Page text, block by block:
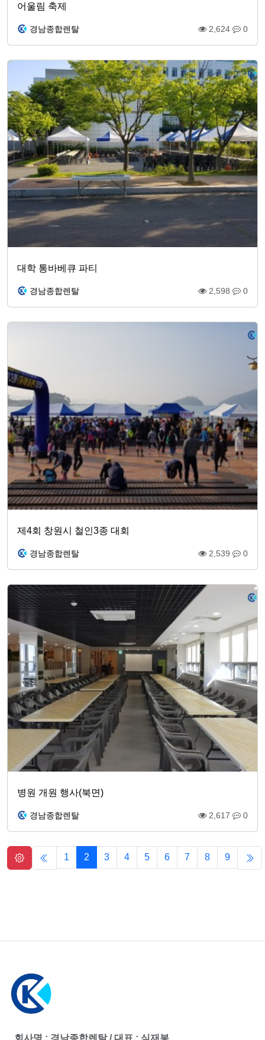
어울림 축제
경남종합렌탈 2,624 0
대학 통바베큐 파티
경남종합렌탈 2,598 0
제4회 창원시 철인3종 대회
경남종합렌탈 2,539 0
병원 개원 행사(북면)
경남종합렌탈 2,617 0
1 2 3 4 5 6 7 8 9
회사명 : 경남종합렌탈 / 대표 : 심재봉